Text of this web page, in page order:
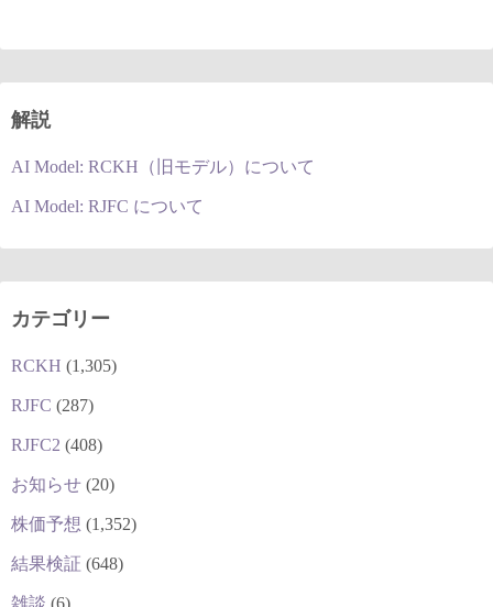
解説
AI Model: RCKH（旧モデル）について
AI Model: RJFC について
カテゴリー
RCKH (1,305)
RJFC (287)
RJFC2 (408)
お知らせ (20)
株価予想 (1,352)
結果検証 (648)